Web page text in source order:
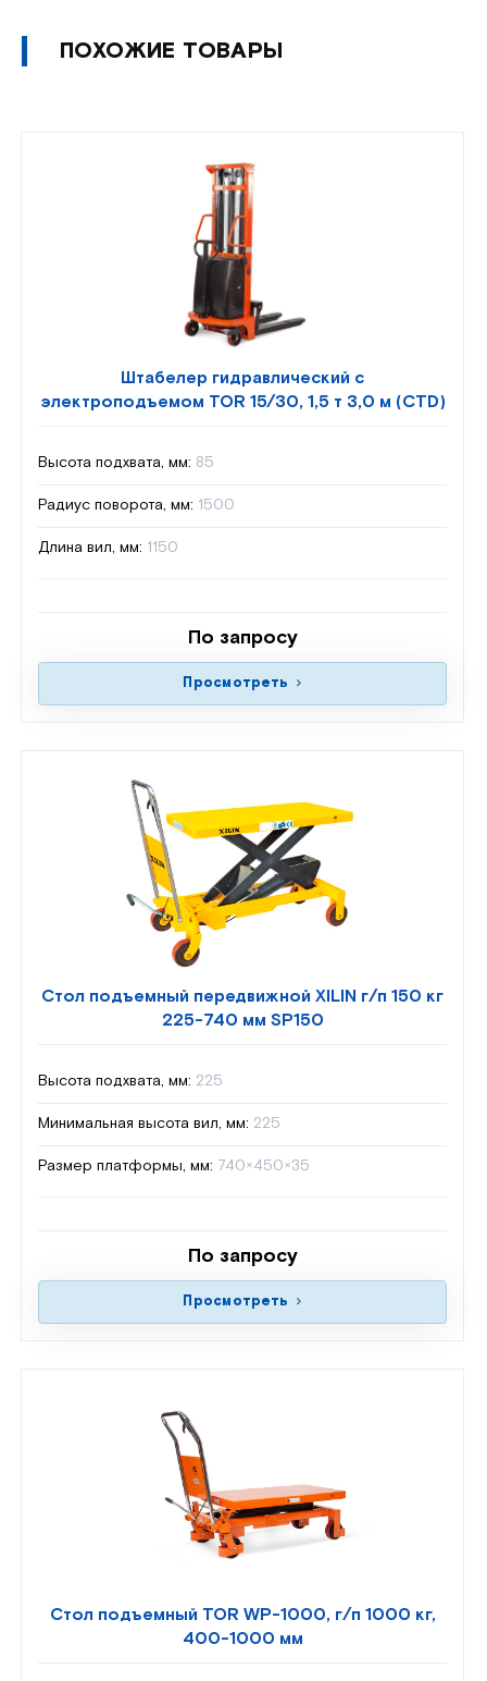
ПОХОЖИЕ ТОВАРЫ
Штабелер гидравлический с
электроподъемом TOR 15/30, 1,5 т 3,0 м (CTD)
Высота подхвата, мм: 85
Радиус поворота, мм: 1500
Длина вил, мм: 1150
По запросу
Просмотреть
Стол подъемный передвижной XILIN г/п 150 кг
225-740 мм SP150
Высота подхвата, мм: 225
Минимальная высота вил, мм: 225
Размер платформы, мм: 740×450×35
По запросу
Просмотреть
Стол подъемный TOR WP-1000, г/п 1000 кг,
400-1000 мм